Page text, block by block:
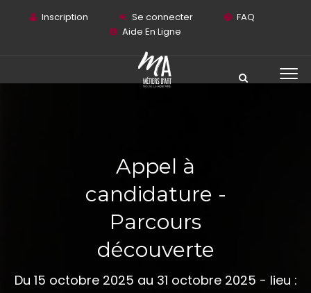
Inscription Se connecter
FAQ
Aide En Ligne
Appel à
candidature -
Parcours
découverte
Du 15 octobre 2025 au 31 octobre 2025 - lieu :